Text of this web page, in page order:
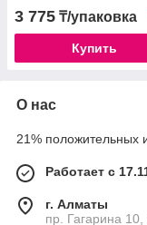
3 775 ₸/упаковка
Купить
О нас
21% положительных
Работает с
г. Алматы
пр. Гагарина